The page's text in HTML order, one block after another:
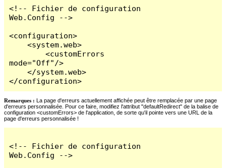
<!-- Fichier de configuration
Web.Config -->
<configuration>
    <system.web>
        <customErrors
mode="Off"/>
    </system.web>
</configuration>
Remarques : La page d'erreurs actuellement affichée peut être remplacée par une page
d'erreurs personnalisée. Pour ce faire, modifiez l'attribut "defaultRedirect" de la balise de
configuration <customErrors> de l'application, de sorte qu'il pointe vers une URL de la
page d'erreurs personnalisée !
<!-- Fichier de configuration
Web.Config -->